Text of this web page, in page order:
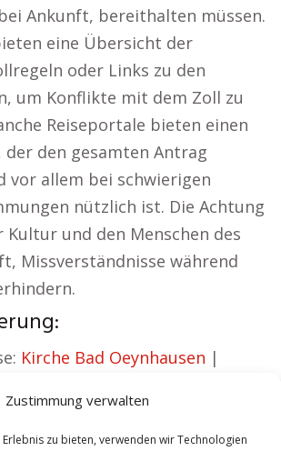
Zustimmung verwalten
zu bieten, verwenden wir Technologien
Ankunft, bereithalten müssen.
eine Übersicht der
oder Links zu den
um Konflikte mit dem Zoll zu
Reiseportale bieten einen
der den gesamten Antrag
vor allem bei schwierigen
nützlich ist. Die Achtung
Kultur und den Menschen des
Missverständnisse während
Kirche Bad Oeynhausen |
Bad Oeynhausen
|Hundeschule Bad